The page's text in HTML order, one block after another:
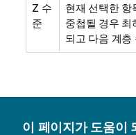
Z 수
준
현재 선택한 항
중첩될 경우 최
되고 다음 계층
이 페이지가 도움이